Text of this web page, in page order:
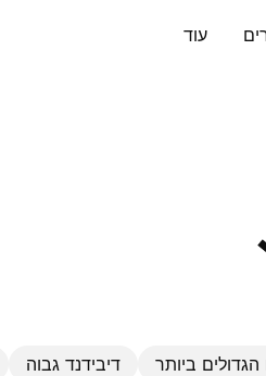
עוד
ביותר דיבידנד גבוה